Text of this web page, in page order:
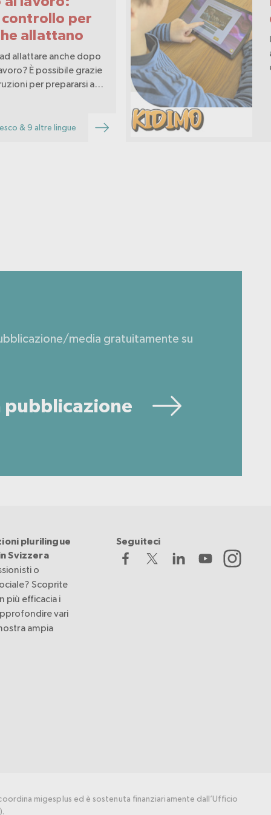
controllo per
allattano
allattare anche dopo
È possibile grazie
per prepararsi a
& 9 altre lingue
media gratuitamente su
pubblicazione
plurilingue
Svizzera
o
Scoprite
più efficacia i
vari
ampia
Seguiteci
migesplus ed è sostenuta finanziariamente dall’Ufficio